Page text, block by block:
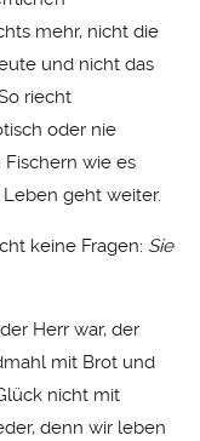
mehr, nicht die
und nicht das
riecht
oder nie
wie es
geht weiter.
keine Fragen: Sie
Herr war, der
mit Brot und
nicht mit
denn wir leben